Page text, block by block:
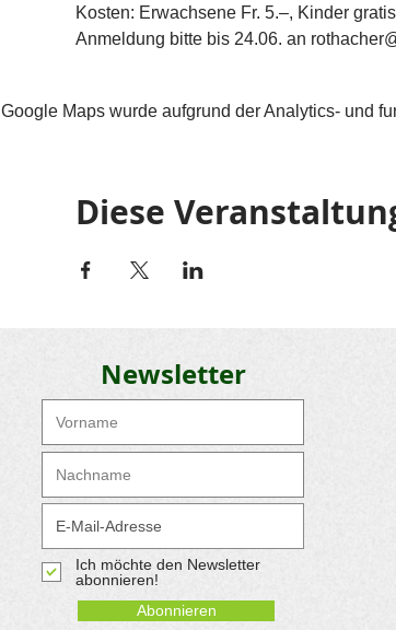
Kosten: Erwachsene Fr. 5.–, Kinder gratis
Anmeldung bitte bis 24.06. an
Google Maps wurde aufgrund der Analytics- und
Diese
Newsletter
Ich möchte den Newsletter
abonnieren!
Abonnieren